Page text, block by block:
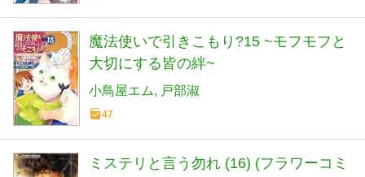
魔法使いで引きこもり?15 ~モフモフと
大切にする皆の絆~
小鳥屋エム 戸部淑
47
ミステリと言う勿れ (16) (フラワーコミ